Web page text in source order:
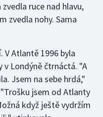
ruce nad hlavu,
zvedla nohy. Sama
Atlantě 1996 byla
Londýně čtrnáctá. "A
Jsem na sebe hrdá,"
jsem od Atlanty
když ještě vydržím